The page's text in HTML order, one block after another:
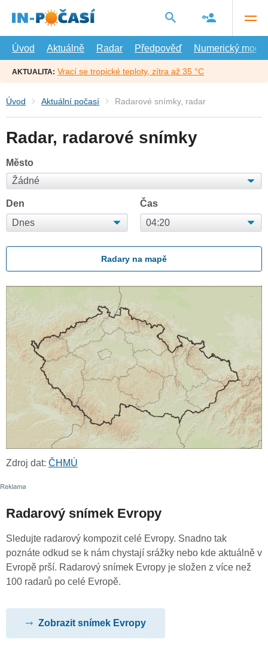
hlavní
Úvod
Aktuálně Radar Předpověď Numerický model
AKTUALITA: Vrací se tropické teploty, zítra až 35 °C
Úvod Aktuální počasí Radarové snímky, radar
Radar, radarové snímky
Město
Den Čas
Radary na mapě
Zdroj dat: ČHMÚ
Radarový snímek Evropy
Sledujte radarový kompozit celé Evropy. Snadno tak
poznáte odkud se k nám chystají srážky nebo kde aktuálně v
Evropě prší. Radarový snímek Evropy je složen z více než
100 radarů po celé Evropě.
Zobrazit snímek Evropy